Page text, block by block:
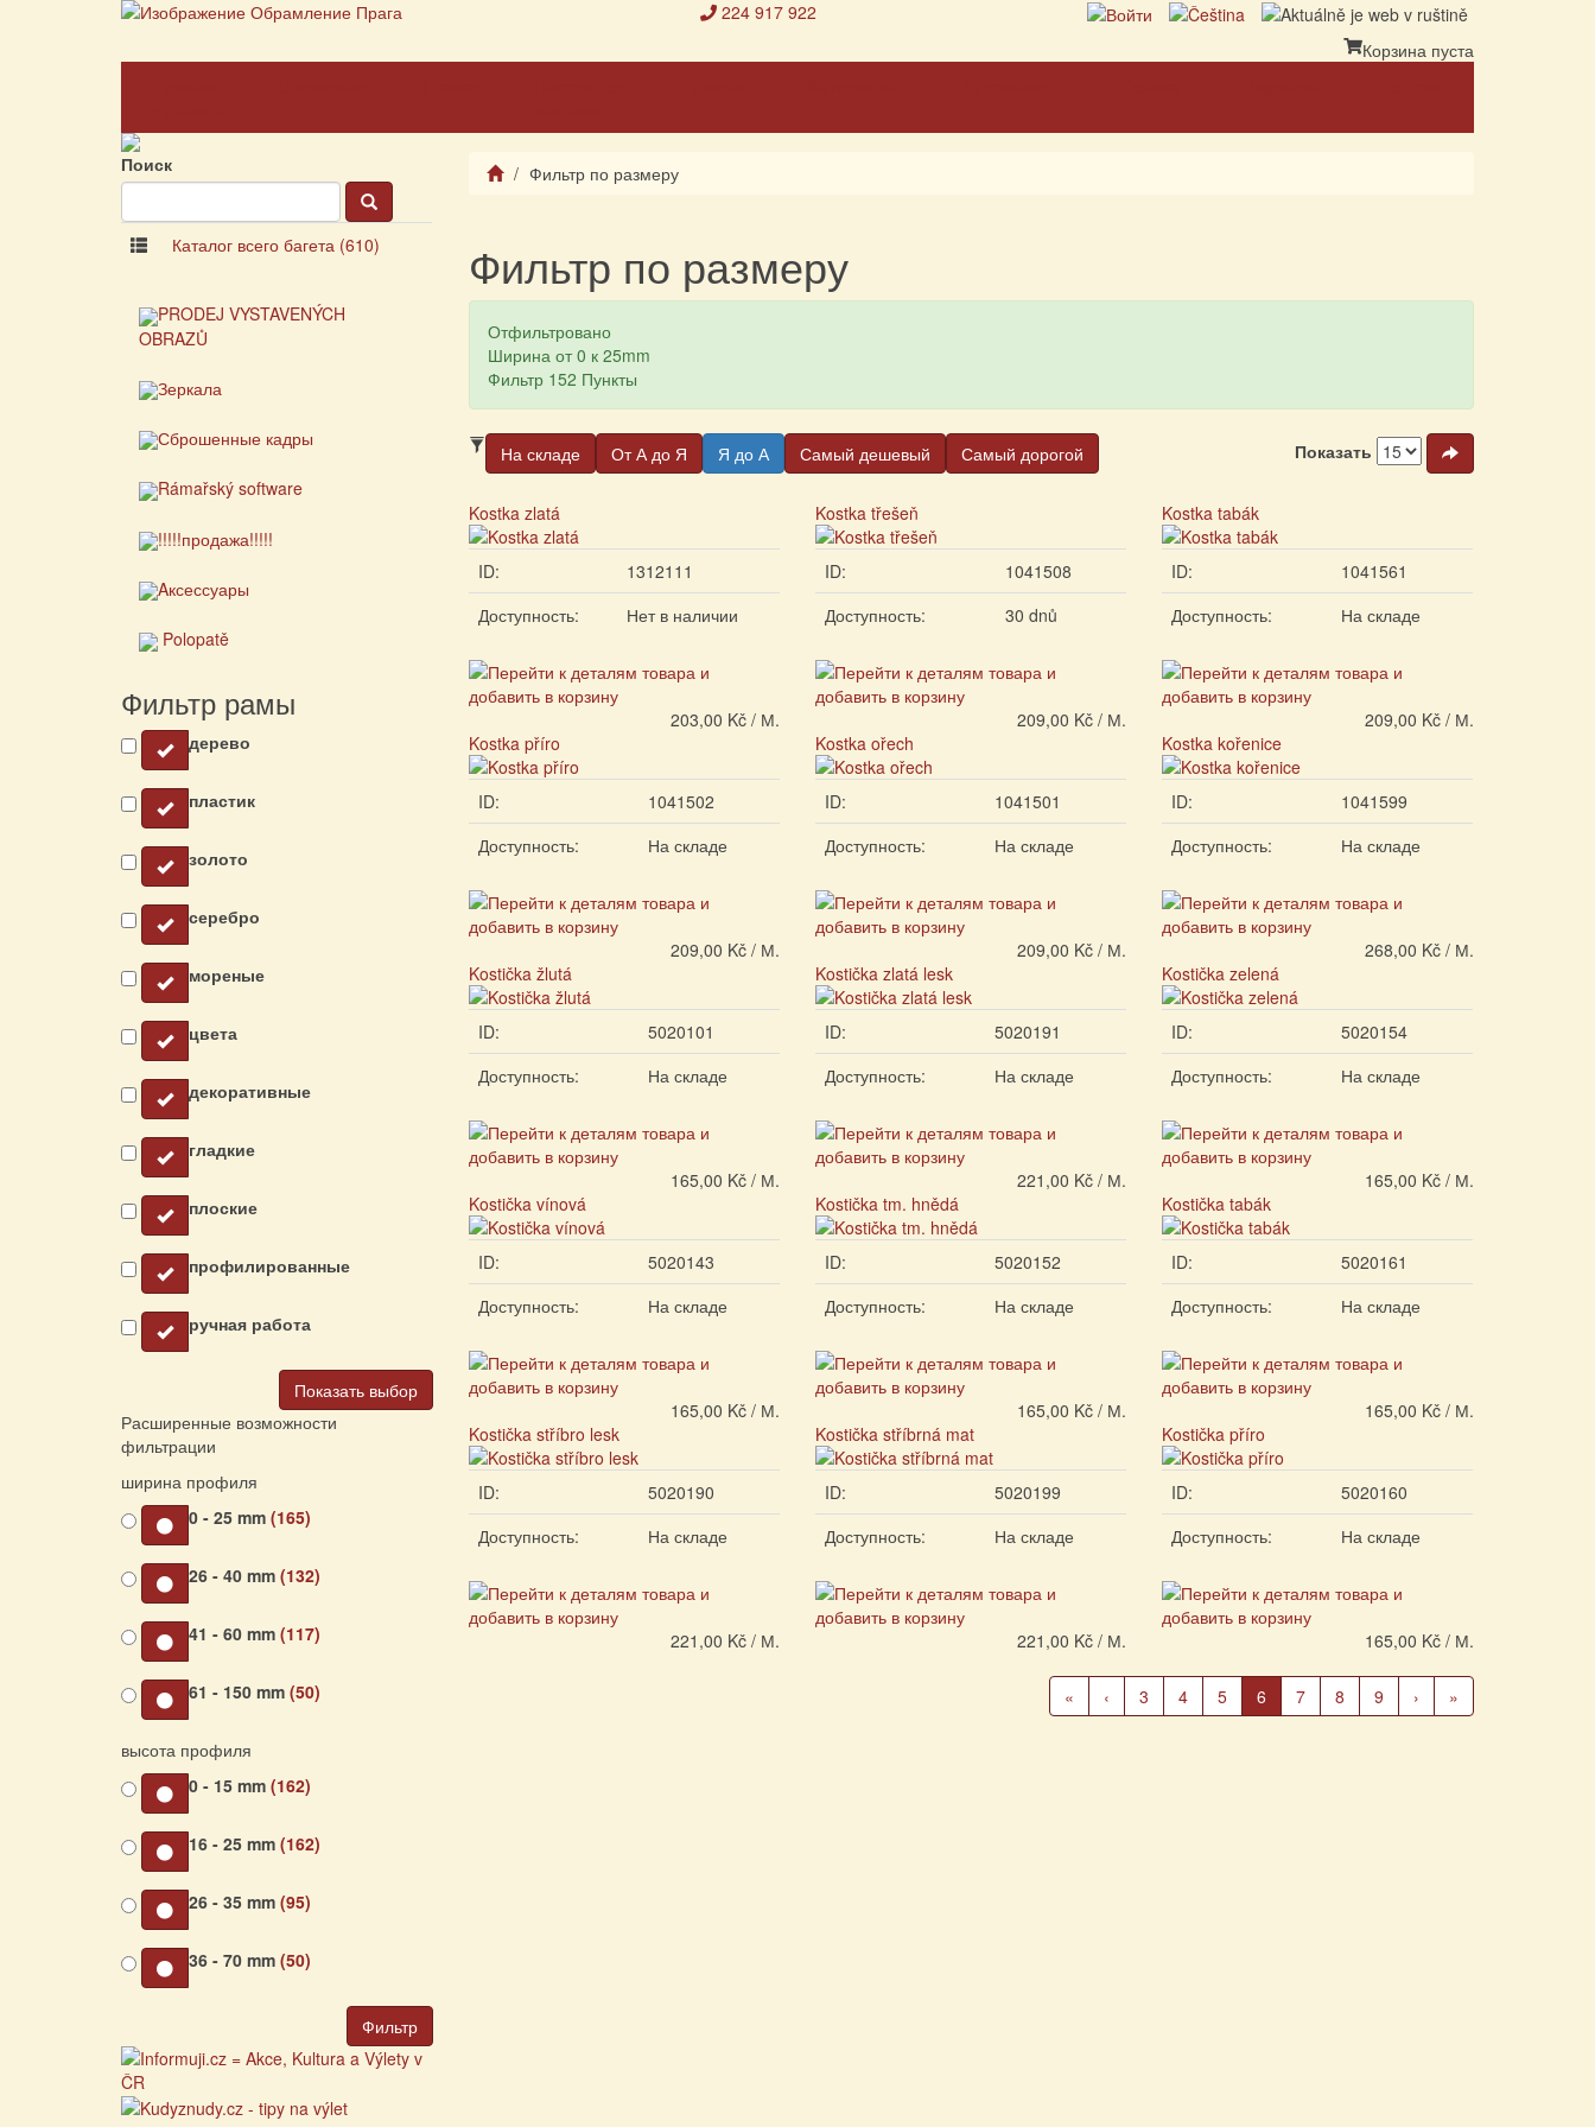
224 917 922
Корзина пуста
Поиск
Каталог всего багета (610)
PRODEJ VYSTAVENÝCH
OBRAZŮ
Зеркала
Сброшенные кадры
Rámařský software
!!!!!продажа!!!!!
Aксессуары
Polopatě
Фильтр рамы
дерево
пластик
золото
серебро
мореные
цвета
декоративные
гладкие
плоские
профилированные
ручная работа
Показать выбор
Расширенные возможности
фильтрации
ширина профиля
0 - 25 mm (165)
26 - 40 mm (132)
41 - 60 mm (117)
61 - 150 mm (50)
высота профиля
0 - 15 mm (162)
16 - 25 mm (162)
26 - 35 mm (95)
36 - 70 mm (50)
Фильтр
Фильтр по размеру
Фильтр по размеру
Отфильтровано
Ширина от 0 к 25mm
Фильтр 152 Пункты
На складе От А до Я Я до А Самый дешевый Самый дорогой Показать
Kostka zlatá
ID:
1312111
Доступность:
Нет в наличии
203,00 Kč / М.
Kostka třešeň
ID:
1041508
Доступность:
30 dnů
209,00 Kč / М.
Kostka tabák
ID:
1041561
Доступность:
На складе
209,00 Kč / М.
Kostka příro
ID:
1041502
Доступность:
На складе
209,00 Kč / М.
Kostka ořech
ID:
1041501
Доступность:
На складе
209,00 Kč / М.
Kostka kořenice
ID:
1041599
Доступность:
На складе
268,00 Kč / М.
Kostička žlutá
ID:
5020101
Доступность:
На складе
165,00 Kč / М.
Kostička zlatá lesk
ID:
5020191
Доступность:
На складе
221,00 Kč / М.
Kostička zelená
ID:
5020154
Доступность:
На складе
165,00 Kč / М.
Kostička vínová
ID:
5020143
Доступность:
На складе
165,00 Kč / М.
Kostička tm. hnědá
ID:
5020152
Доступность:
На складе
165,00 Kč / М.
Kostička tabák
ID:
5020161
Доступность:
На складе
165,00 Kč / М.
Kostička stříbro lesk
ID:
5020190
Доступность:
На складе
221,00 Kč / М.
Kostička stříbrná mat
ID:
5020199
Доступность:
На складе
221,00 Kč / М.
Kostička příro
ID:
5020160
Доступность:
На складе
165,00 Kč / М.
« ‹ 3 4 5 6 (Текущая
страница)
7 8 9 › »